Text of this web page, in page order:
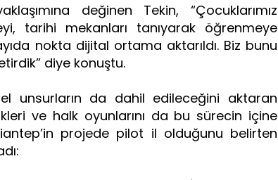
değinen Tekin, “Çocuklarımız
tarihi mekanları tanıyarak öğrenmeye
nokta dijital ortama aktarıldı. Biz bunu
diye konuştu.
unsurların da dahil edileceğini aktaran
ve halk oyunlarını da bu sürecin içine
projede pilot il olduğunu belirten